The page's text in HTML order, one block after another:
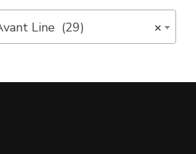
×
Line (29)